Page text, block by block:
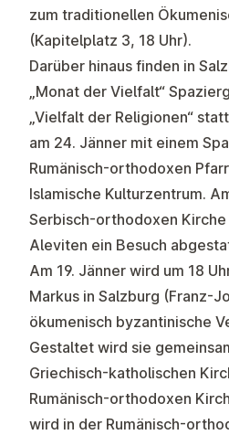
zum traditionellen
(Kapitelplatz 3, 18 Uhr).
Darüber hinaus finden in
„Monat der Vielfalt“
„Vielfalt der Religionen“
am 24. Jänner mit einem
Rumänisch-orthodoxen
Islamische Kulturzentrum.
Serbisch-orthodoxen Kirche
Aleviten ein Besuch
Am 19. Jänner wird um 18
Markus in Salzburg (Franz-
ökumenisch byzantinische
Gestaltet wird sie
Griechisch-katholischen
Rumänisch-orthodoxen
wird in der Rumänisch-